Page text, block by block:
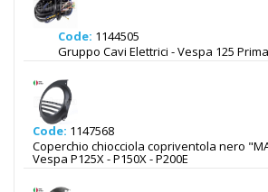
Code: 1144505
Gruppo Cavi Elettrici - Vespa 125
Code: 1147568
Coperchio chiocciola copriventola nero
Vespa P125X - P150X - P200E